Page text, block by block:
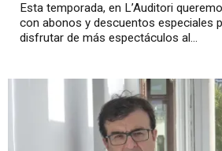
Esta temporada, en L’Auditori
con abonos y descuentos especiales
disfrutar de más espectáculos al...